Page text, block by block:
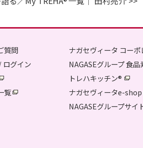
質問
ログイン
覧
ナガセヴィータ コーポ
NAGASEグループ 食
トレハキッチン®
ナガセヴィータe-shop
NAGASEグループサイ